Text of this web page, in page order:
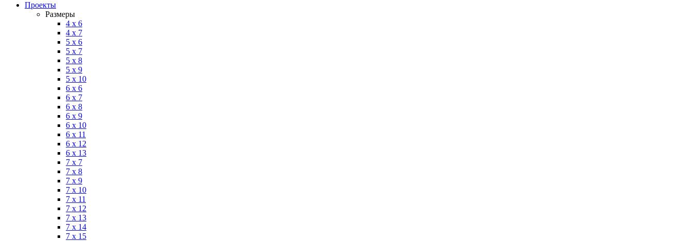
Проекты
Размеры
4 x 6
4 x 7
5 x 6
5 x 7
5 x 8
5 x 9
5 x 10
6 x 6
6 x 7
6 x 8
6 x 9
6 x 10
6 x 11
6 x 12
6 x 13
7 x 7
7 x 8
7 x 9
7 x 10
7 x 11
7 x 12
7 x 13
7 x 14
7 x 15